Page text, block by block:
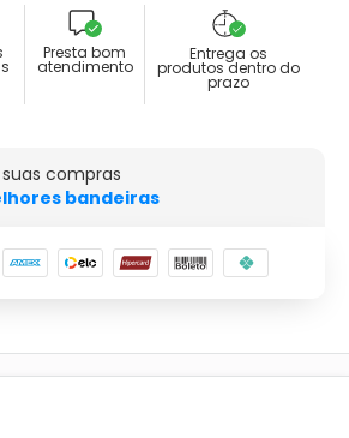
Presta bom
atendimento
Entrega os
produtos dentro do
prazo
compras
bandeiras